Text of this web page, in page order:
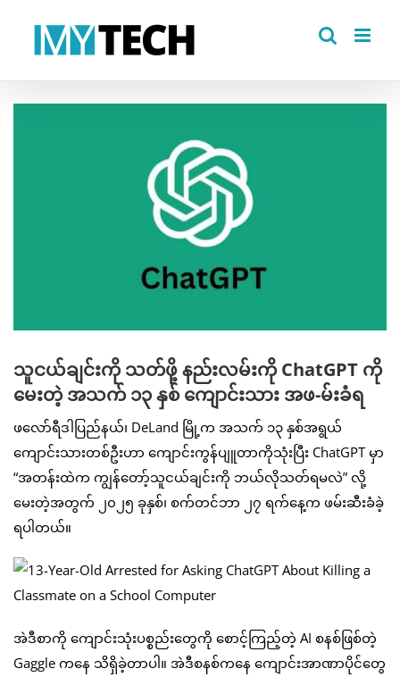
သူငယ်ချင်းကို သတ်ဖို့ နည်းလမ်းကို ChatGPT ကို
မေးတဲ့ အသက် ၁၃ နှစ် ကျောင်းသား အဖ-မ်းခံရ
ဖလော်ရီဒါပြည်နယ်၊ DeLand မြို့က အသက် ၁၃ နှစ်အရွယ်
ကျောင်းသားတစ်ဦးဟာ ကျောင်းကွန်ပျူတာကိုသုံးပြီး ChatGPT မှာ
“အတန်းထဲက ကျွန်တော့်သူငယ်ချင်းကို ဘယ်လိုသတ်ရမလဲ” လို့
မေးတဲ့အတွက် ၂၀၂၅ ခုနှစ်၊ စက်တင်ဘာ ၂၇ ရက်နေ့က ဖမ်းဆီးခံခဲ့
ရပါတယ်။
အဲဒီစာကို ကျောင်းသုံးပစ္စည်းတွေကို စောင့်ကြည့်တဲ့ AI စနစ်ဖြစ်တဲ့
Gaggle ကနေ သိရှိခဲ့တာပါ။ အဲဒီစနစ်ကနေ ကျောင်းအာဏာပိုင်တွေ